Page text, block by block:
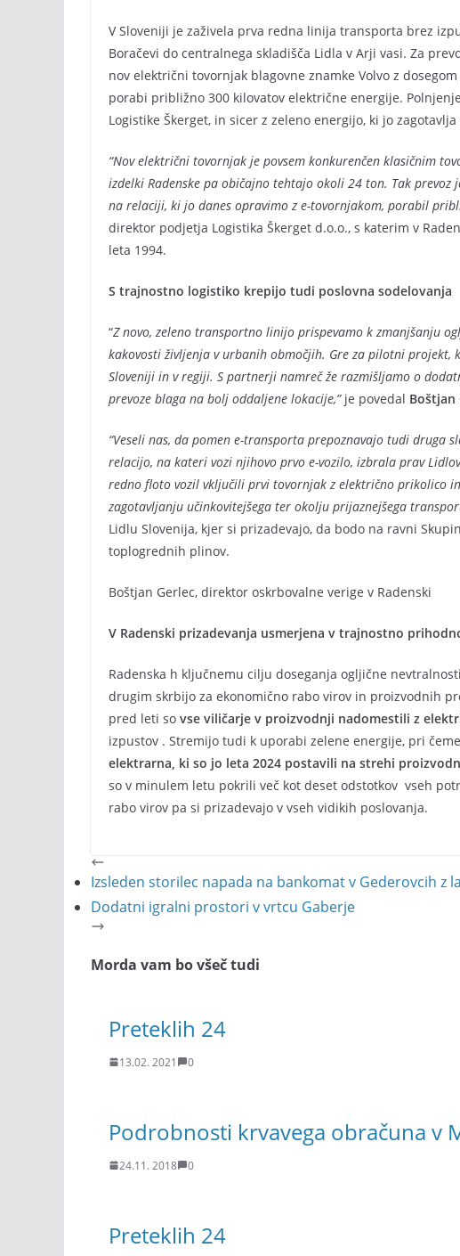
V Sloveniji je zaživela prva redna linija transporta brez
Boračevi do centralnega skladišča Lidla v Arji vasi. Za
nov električni tovornjak blagovne znamke Volvo z
porabi približno 300 kilovatov električne energije.
Logistike Škerget, in sicer z zeleno energijo, ki jo
“Nov električni tovornjak je povsem konkurenčen klasičnim
izdelki Radenske pa običajno tehtajo okoli 24 ton. Tak
na relaciji, ki jo danes opravimo z e-tovornjakom, porabil
direktor podjetja Logistika Škerget d.o.o., s katerim v
leta 1994.
S trajnostno logistiko krepijo tudi poslovna sodelovanja
“Z novo, zeleno transportno linijo prispevamo k zmanjšanju
kakovosti življenja v urbanih območjih. Gre za pilotni projekt,
Sloveniji in v regiji. S partnerji namreč že razmišljamo o
prevoze blaga na bolj oddaljene lokacije,” je povedal Boštjan
“Veseli nas, da pomen e-transporta prepoznavajo tudi druga
relacijo, na kateri vozi njihovo prvo e-vozilo, izbrala prav
redno floto vozil vključili prvi tovornjak z električno prikolico
zagotavljanju učinkovitejšega ter okolju prijaznejšega
Lidlu Slovenija, kjer si prizadevajo, da bodo na ravni
toplogrednih plinov.
Boštjan Gerlec, direktor oskrbovalne verige v Radenski
V Radenski prizadevanja usmerjena v trajnostno
Radenska h ključnemu cilju doseganja ogljične
drugim skrbijo za ekonomično rabo virov in proizvodnih
pred leti so vse viličarje v proizvodnji nadomestili z
izpustov . Stremijo tudi k uporabi zelene energije, pri
elektrarna, ki so jo leta 2024 postavili na strehi
so v minulem letu pokrili več kot deset odstotkov vseh
rabo virov pa si prizadevajo v vseh vidikih poslovanja.
Izsleden storilec napada na bankomat v Gederovcih z
Dodatni igralni prostori v vrtcu Gaberje
Morda vam bo všeč tudi
Preteklih 24
13.02. 2021 0
Podrobnosti krvavega obračuna v
24.11. 2018 0
Preteklih 24